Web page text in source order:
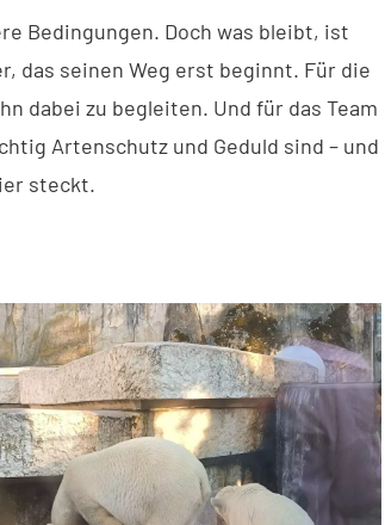
Bedingungen. Doch was bleibt, ist
das seinen Weg erst beginnt. Für die
dabei zu begleiten. Und für das Team
Artenschutz und Geduld sind – und
steckt.